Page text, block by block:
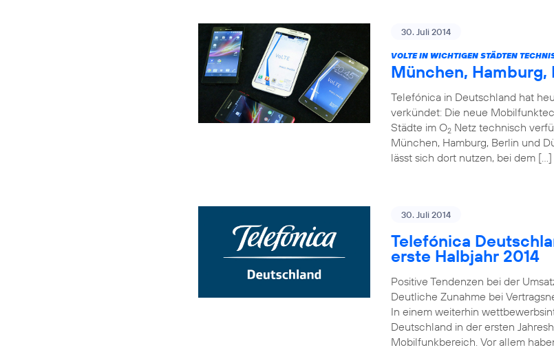
30. Juli 2014
VOLTE IN WICHTIGEN STÄDTEN
München,
Telefónica in Deutschland hat
verkündet: Die neue
Städte im O2 Netz technisch
München, Hamburg, Berlin und
lässt sich dort nutzen, bei dem […]
30. Juli 2014
Telefónica
erste Halbjahr 2014
Positive Tendenzen bei der
Deutliche Zunahme bei
In einem weiterhin
Deutschland in der ersten
Mobilfunkbereich. Vor allem